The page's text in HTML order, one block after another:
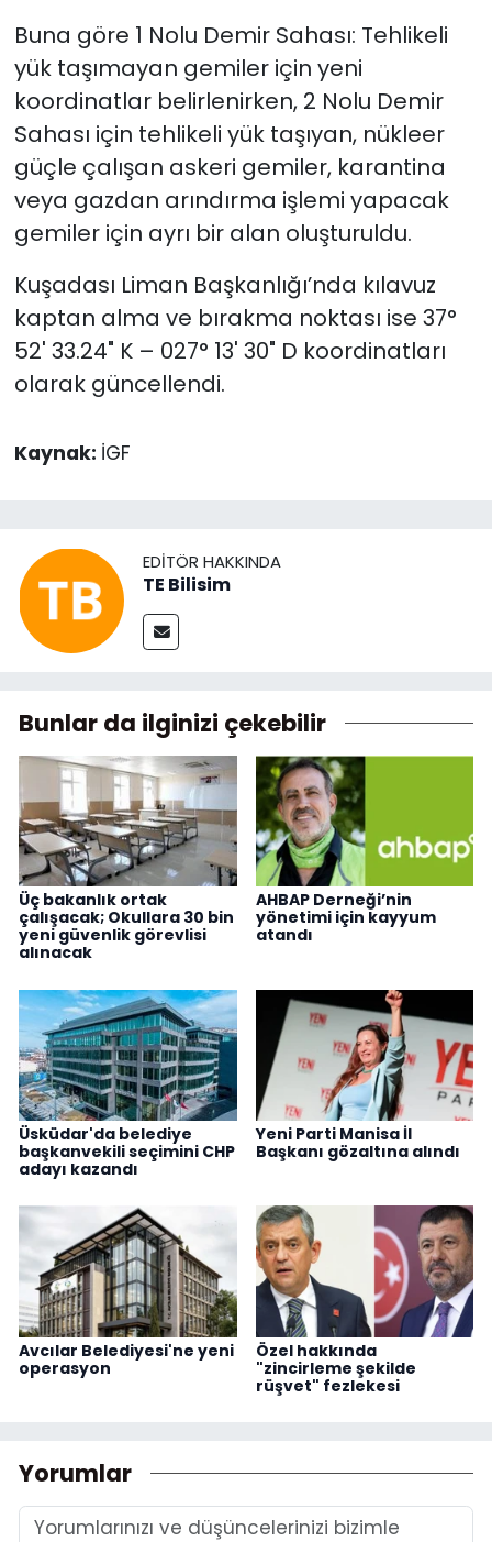
Buna göre 1 Nolu Demir Sahası: Tehlikeli
yük taşımayan gemiler için yeni
koordinatlar belirlenirken, 2 Nolu Demir
Sahası için tehlikeli yük taşıyan, nükleer
güçle çalışan askeri gemiler, karantina
veya gazdan arındırma işlemi yapacak
gemiler için ayrı bir alan oluşturuldu.
Kuşadası Liman Başkanlığı’nda kılavuz
kaptan alma ve bırakma noktası ise 37°
52' 33.24" K – 027° 13' 30" D koordinatları
olarak güncellendi.
Kaynak: İGF
EDITÖR HAKKINDA
TE Bilisim
Bunlar da ilginizi çekebilir
Üç bakanlık ortak
çalışacak; Okullara 30 bin
yeni güvenlik görevlisi
alınacak
AHBAP Derneği’nin
yönetimi için kayyum
atandı
Üsküdar'da belediye
başkanvekili seçimini CHP
adayı kazandı
Yeni Parti Manisa İl
Başkanı gözaltına alındı
Avcılar Belediyesi'ne yeni
operasyon
Özel hakkında
"zincirleme şekilde
rüşvet" fezlekesi
Yorumlar